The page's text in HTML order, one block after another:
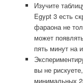
Изучите
Egypt 3 есть
фараона не
может
пять минут на
вы не
минимальных